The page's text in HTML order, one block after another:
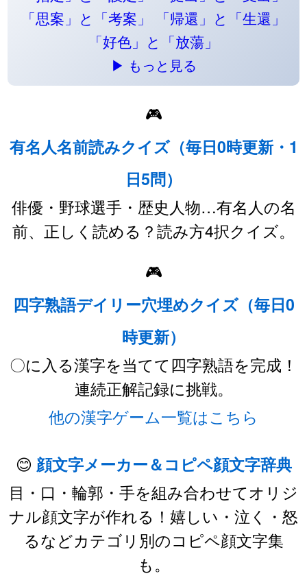
「思案」と「考案」
「帰還」と「生還」
「好色」と「放蕩」
▶ もっと見る
🎮
有名人名前読みクイズ（毎日0時更新・1
日5問）
俳優・野球選手・歴史人物…有名人の名
前、正しく読める？読み方4択クイズ。
🎮
四字熟語デイリー穴埋めクイズ（毎日0
時更新）
〇に入る漢字を当てて四字熟語を完成！
連続正解記録に挑戦。
他の漢字ゲーム一覧はこちら
😊 顔文字メーカー＆コピペ顔文字辞典
目・口・輪郭・手を組み合わせてオリジ
ナル顔文字が作れる！嬉しい・泣く・怒
るなどカテゴリ別のコピペ顔文字集
も。